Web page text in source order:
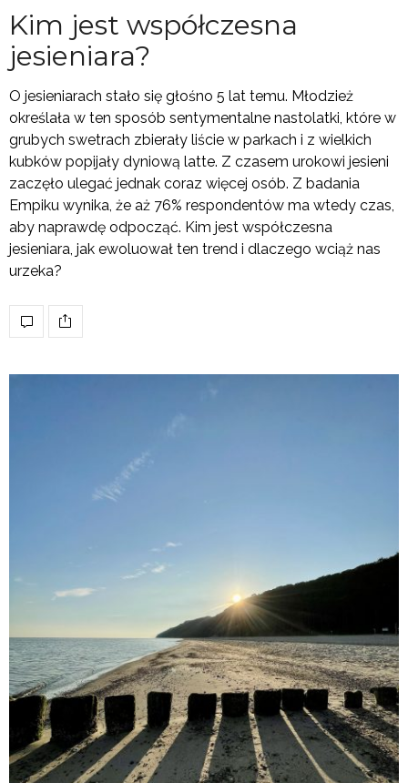
Kim jest współczesna
jesieniara?
O jesieniarach stało się głośno 5 lat temu. Młodzież
określała w ten sposób sentymentalne nastolatki, które w
grubych swetrach zbierały liście w parkach i z wielkich
kubków popijały dyniową latte. Z czasem urokowi jesieni
zaczęło ulegać jednak coraz więcej osób. Z badania
Empiku wynika, że aż 76% respondentów ma wtedy czas,
aby naprawdę odpocząć. Kim jest współczesna
jesieniara, jak ewoluował ten trend i dlaczego wciąż nas
urzeka?